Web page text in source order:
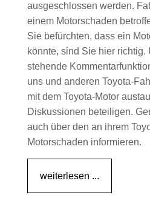
ausgeschlossen werden.
einem Motorschaden
Sie befürchten, dass ein
könnte, sind Sie hier richtig.
stehende
uns und anderen Toyota-
mit dem Toyota-Motor
Diskussionen beteiligen.
auch über den an ihrem
Motorschaden informieren.
weiterlesen ...